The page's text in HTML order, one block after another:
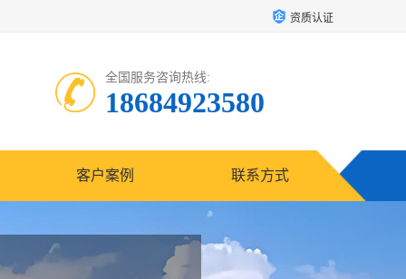
资质认证
全国服务咨询热线:
18684923580
客户案例 联系方式